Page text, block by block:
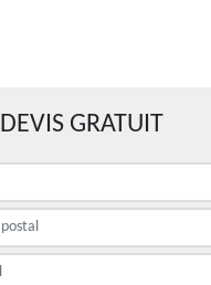
DEVIS GRATUIT